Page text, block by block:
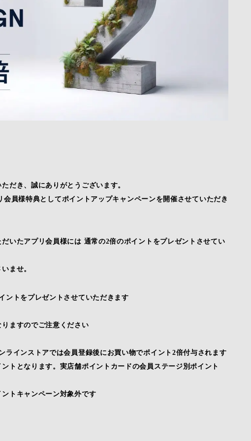
だき、誠にありがとうございます。
員様特典としてポイントアップキャンペーンを開催させていただき
いたアプリ会員様には 通常の2倍のポイントをプレゼントさせてい
ませ。
ントをプレゼントさせていただきます
ますのでご注意ください
インストアでは会員登録後にお買い物でポイント2倍付与されます
トとなります。実店舗ポイントカードの会員ステージ別ポイント
トキャンペーン対象外です